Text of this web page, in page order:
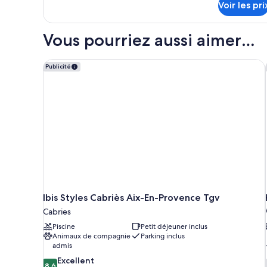
Supérieure,
1
très
grand
lit
le
de
Chambre
Supérieure,
Voir les
Vous pourriez aussi aimer…
Publicité
Ibis Styles Cabriès Aix-En-Provence Tgv
Cabries
Piscine
Petit déjeuner inclus
Animaux de compagnie
admis
Parking inclus
8.6 Excellent
Ibis Styles Cabriès Aix-En-Provence Tgv